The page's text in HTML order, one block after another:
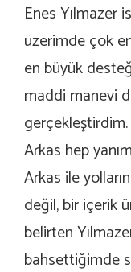
Enes Yılmazer
üzerimde çok
en büyük
maddi manevi
gerçekleştirdim.
Arkas hep
Arkas ile
değil, bir içerik
belirten
bahsettiğimde